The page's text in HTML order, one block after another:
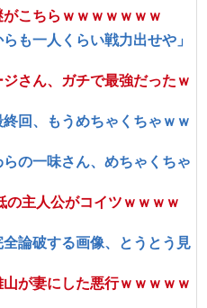
こちらｗｗｗｗｗｗｗ
も一人くらい戦力出せや」
さん、ガチで最強だったｗ
回、もうめちゃくちゃｗｗ
らの一味さん、めちゃくちゃ
の主人公がコイツｗｗｗｗ
全論破する画像、とうとう見
が妻にした悪行ｗｗｗｗｗ